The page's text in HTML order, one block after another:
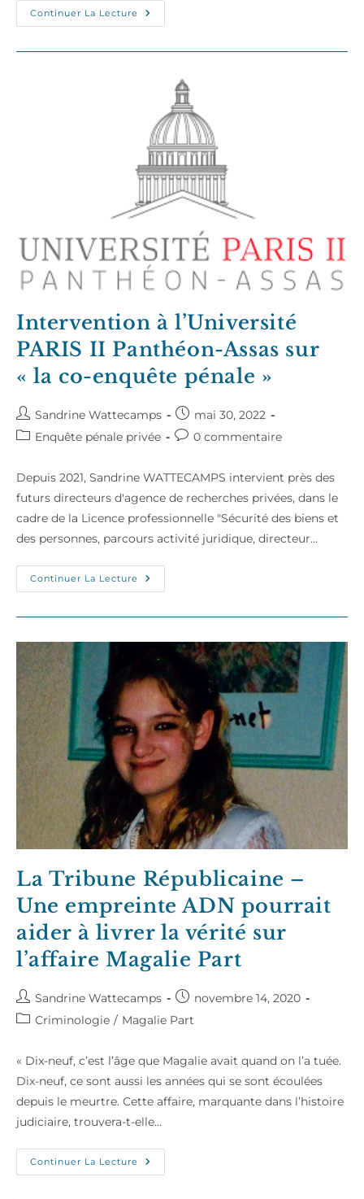
Continuer La Lecture Romain,
Estudiante
Desaparecido
Intervention à l’Université
PARIS II Panthéon-Assas sur
« la co-enquête pénale »
Auteur/autrice
de
Sandrine Wattecamps
Publication
publiée :
mai 30, 2022
PostEnquête pénale privée
Commentaires
publication :
0 commentaire
Depuis 2021, Sandrine WATTECAMPS intervient près des
futurs directeurs d'agence de recherches privées, dans le
cadre de la Licence professionnelle "Sécurité des biens et
des personnes, parcours activité juridique, directeur…
Continuer La Lecture Intervention
À
PARIS
Sur
Co-
Enquête
Pénale »
La Tribune Républicaine –
Une empreinte ADN pourrait
aider à livrer la vérité sur
l’affaire Magalie Part
Auteur/autrice
de
Sandrine Wattecamps
Publication
publiée :
novembre 14, 2020
PostCriminologie / Magalie Part
« Dix-neuf, c’est l’âge que Magalie avait quand on l’a tuée.
Dix-neuf, ce sont aussi les années qui se sont écoulées
depuis le meurtre. Cette affaire, marquante dans l’histoire
judiciaire, trouvera-t-elle…
Continuer La Lecture La
Tribune